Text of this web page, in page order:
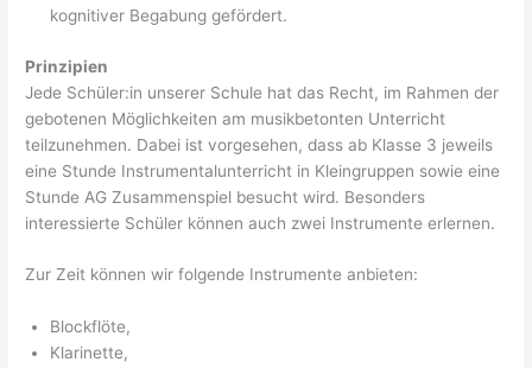
kognitiver Begabung gefördert.
Prinzipien
Jede Schüler:in unserer Schule hat das Recht, im Rahmen der
gebotenen Möglichkeiten am musikbetonten Unterricht
teilzunehmen. Dabei ist vorgesehen, dass ab Klasse 3 jeweils
eine Stunde Instrumentalunterricht in Kleingruppen sowie eine
Stunde AG Zusammenspiel besucht wird. Besonders
interessierte Schüler können auch zwei Instrumente erlernen.
Zur Zeit können wir folgende Instrumente anbieten:
Blockflöte,
Klarinette,